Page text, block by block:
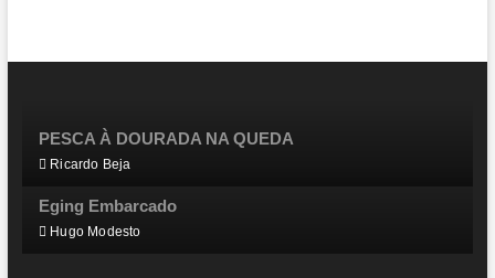
PESCA À DOURADA NA QUEDA
Ricardo Beja
Eging Embarcado
Hugo Modesto